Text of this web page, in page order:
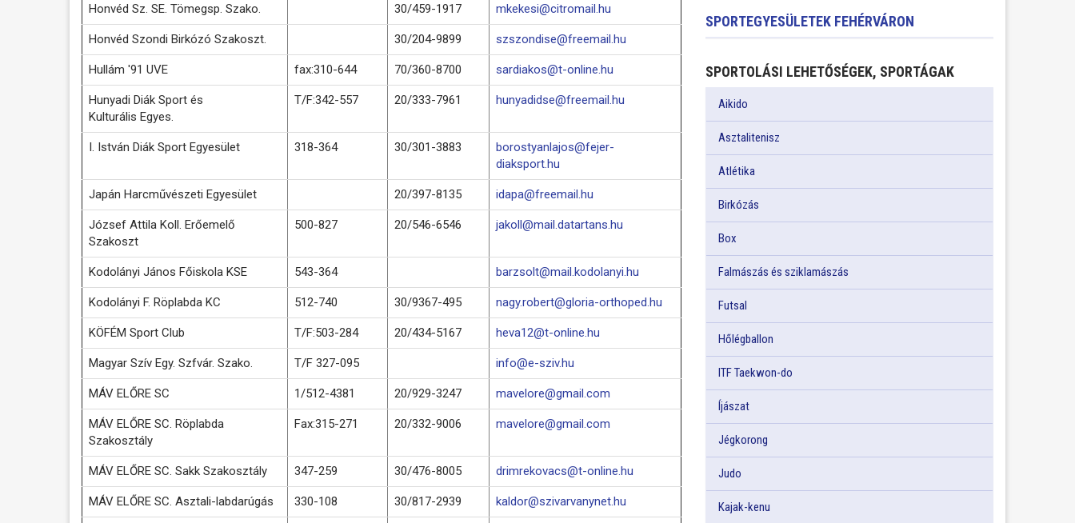
Honvéd Sz. SE. Tömegsp. Szako. 30/459-1917 mkekesi@citromail.hu
Honvéd Szondi Birkózó Szakoszt. 30/204-9899 szszondise@freemail.hu
Hullám '91 UVE fax:310-644 70/360-8700 sardiakos@t-online.hu
Hunyadi Diák Sport és
Kulturális Egyes.
T/F:342-557 20/333-7961 hunyadidse@freemail.hu
I. István Diák Sport Egyesület 318-364 30/301-3883
borostyanlajos@fejer-
diaksport.hu
Japán Harcművészeti Egyesület 20/397-8135 idapa@freemail.hu
József Attila Koll. Erőemelő
Szakoszt
500-827 20/546-6546 jakoll@mail.datartans.hu
Kodolányi János Főiskola KSE 543-364 barzsolt@mail.kodolanyi.hu
Kodolányi F. Röplabda KC 512-740 30/9367-495 nagy.robert@gloria-orthoped.hu
KÖFÉM Sport Club T/F:503-284 20/434-5167 heva12@t-online.hu
Magyar Szív Egy. Szfvár. Szako. T/F 327-095 info@e-sziv.hu
MÁV ELŐRE SC 1/512-4381 20/929-3247 mavelore@gmail.com
MÁV ELŐRE SC. Röplabda
Szakosztály
Fax:315-271 20/332-9006 mavelore@gmail.com
MÁV ELŐRE SC. Sakk Szakosztály 347-259 30/476-8005 drimrekovacs@t-online.hu
MÁV ELŐRE SC. Asztali-labdarúgás 330-108 30/817-2939 kaldor@szivarvanynet.hu
SPORTEGYESÜLETEK FEHÉRVÁRON
SPORTOLÁSI LEHETŐSÉGEK, SPORTÁGAK
Aikido
Asztalitenisz
Atlétika
Birkózás
Box
Falmászás és sziklamászás
Futsal
Hőlégballon
ITF Taekwon-do
Íjászat
Jégkorong
Judo
Kajak-kenu